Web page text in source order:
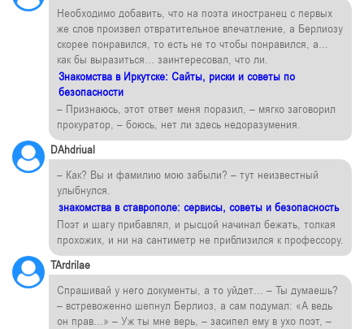
Необходимо добавить, что на поэта иностранец с первых
же слов произвел отвратительное впечатление, а Берлиозу
скорее понравился, то есть не то чтобы понравился, а…
как бы выразиться… заинтересовал, что ли.
Знакомства в Иркутске: Сайты, риски и советы по
безопасности
– Признаюсь, этот ответ меня поразил, – мягко заговорил
прокуратор, – боюсь, нет ли здесь недоразумения.
DAhdriual
– Как? Вы и фамилию мою забыли? – тут неизвестный
улыбнулся.
знакомства в ставрополе: сервисы, советы и безопасность
Поэт и шагу прибавлял, и рысцой начинал бежать, толкая
прохожих, и ни на сантиметр не приблизился к профессору.
TArdrilae
Спрашивай у него документы, а то уйдет… – Ты думаешь?
– встревоженно шепнул Берлиоз, а сам подумал: «А ведь
он прав…» – Уж ты мне верь, – засипел ему в ухо поэт, –